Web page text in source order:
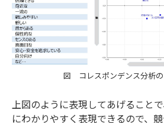
図 コレスポンデンス分析
上図のように表現してあげること
にわかりやすく表現できるので、